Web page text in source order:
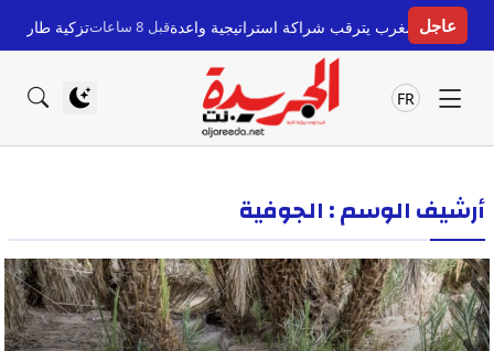
عاجل
والمغرب يترقب شراكة استراتيجية واعدةقبل 8 ساعات تزكية طارق القادري
FR
أرشيف الوسم : الجوفية